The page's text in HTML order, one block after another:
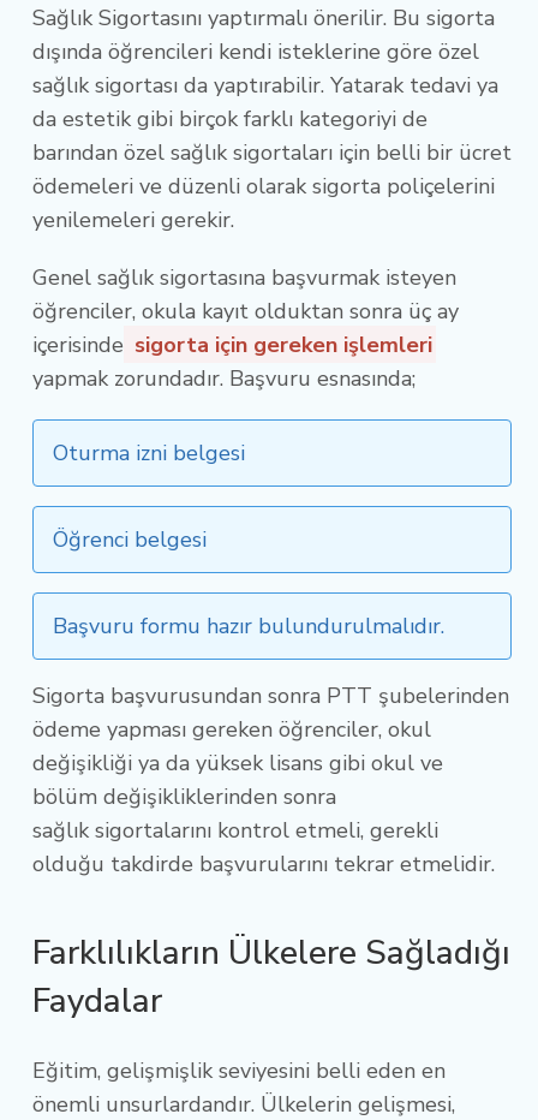
Sağlık Sigortasını yaptırmalı önerilir. Bu sigorta
dışında öğrencileri kendi isteklerine göre özel
sağlık sigortası da yaptırabilir. Yatarak tedavi ya
da estetik gibi birçok farklı kategoriyi de
barından özel sağlık sigortaları için belli bir ücret
ödemeleri ve düzenli olarak sigorta poliçelerini
yenilemeleri gerekir.
Genel sağlık sigortasına başvurmak isteyen
öğrenciler, okula kayıt olduktan sonra üç ay
içerisinde sigorta için gereken işlemleri
yapmak zorundadır. Başvuru esnasında;
Oturma izni belgesi
Öğrenci belgesi
Başvuru formu hazır bulundurulmalıdır.
Sigorta başvurusundan sonra PTT şubelerinden
ödeme yapması gereken öğrenciler, okul
değişikliği ya da yüksek lisans gibi okul ve
bölüm değişikliklerinden sonra
sağlık sigortalarını kontrol etmeli, gerekli
olduğu takdirde başvurularını tekrar etmelidir.
Farklılıkların Ülkelere Sağladığı
Faydalar
Eğitim, gelişmişlik seviyesini belli eden en
önemli unsurlardandır. Ülkelerin gelişmesi,